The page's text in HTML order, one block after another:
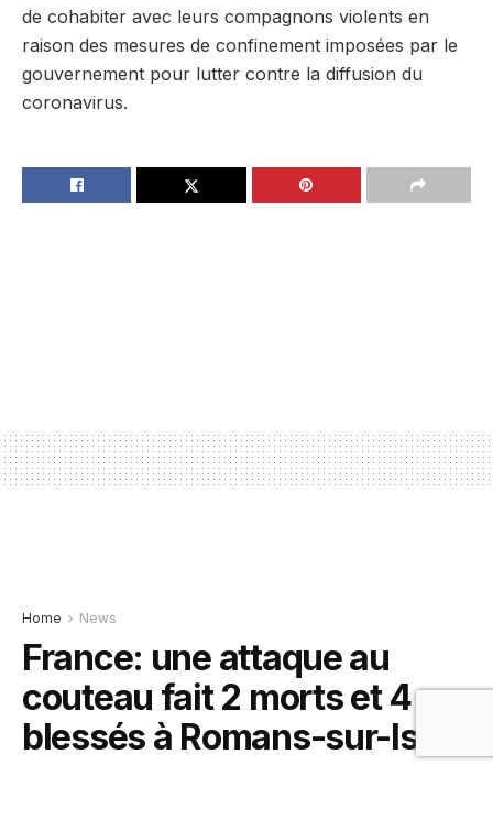
de cohabiter avec leurs compagnons violents en
raison des mesures de confinement imposées par le
gouvernement pour lutter contre la diffusion du
coronavirus.
Home News
France: une attaque au
couteau fait 2 morts et 4
blessés à Romans-sur-Isère